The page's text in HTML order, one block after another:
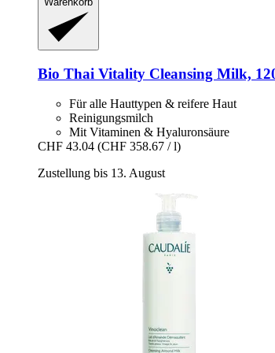
Bio Thai Vitality Cleansing Milk,
Für alle Hauttypen & reifere Haut
Reinigungsmilch
Mit Vitaminen & Hyaluronsäure
CHF 43.04 (CHF 358.67 / l)
Zustellung bis 13. August